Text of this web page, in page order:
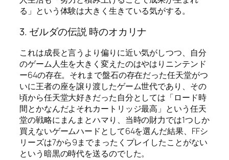
る」という体験は大きく生きている気がする。
3. ゼルダの伝説 時のオカリナ
これは成長と言うより偏りに近い気がしつつ、自分
のゲーム人生を大きく変えたのはやはりニンテンド
ー64の存在。それまで盤石の存在だった任天堂がつ
いに王者の座を譲り渡したゲーム世代であり、その
頃から任天堂大好きだった自分としては「ロード時
間とかなんだよそれカートリッジ最高」という任天
堂の戦略にまんまとハマり、当時の財力では1つしか
買えないゲームハードとして64を選んだ結果、FFシ
リーズは7から9までまったくプレイしたことがない
という暗黒の時代を送るのでした。